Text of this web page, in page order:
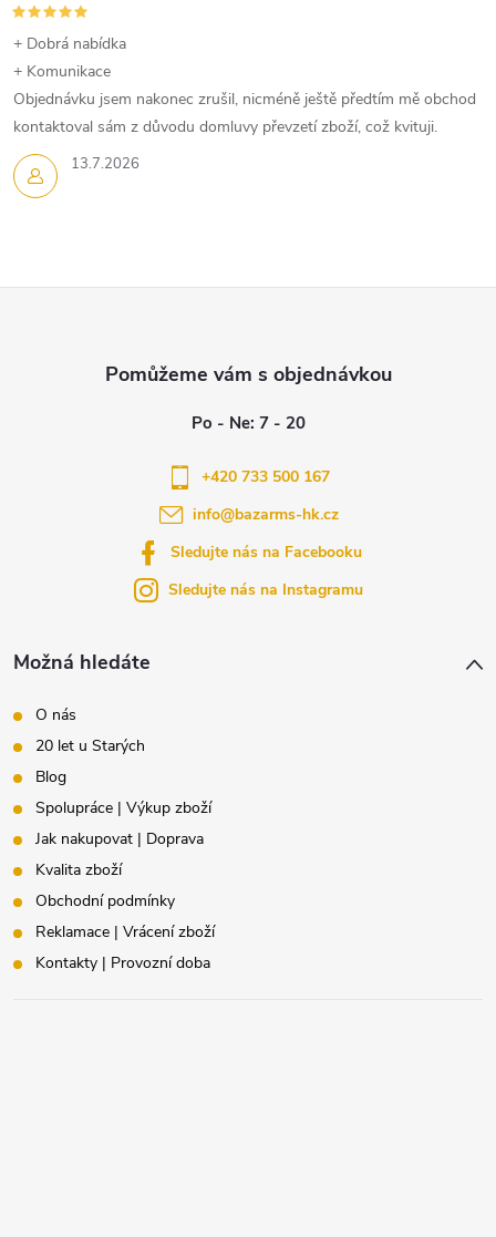
13.7.2026
+ Dobrá nabídka
+ Komunikace
Objednávku jsem nakonec zrušil, nicméně ještě předtím mě obchod
kontaktoval sám z důvodu domluvy převzetí zboží, což kvituji.
Možná hledáte
O nás
20 let u Starých
Blog
Spolupráce | Výkup zboží
Jak nakupovat | Doprava
Kvalita zboží
Obchodní podmínky
Reklamace | Vrácení zboží
Kontakty | Provozní doba
info@bazarms-hk.cz
+420 733 500 167
Sledujte nás na Facebooku
Sledujte nás na Instagramu